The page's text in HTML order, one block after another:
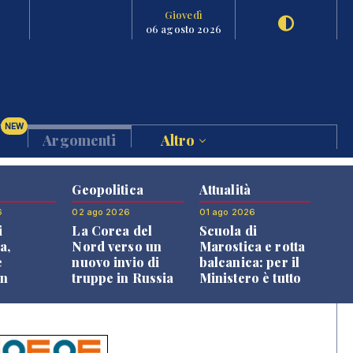
Giovedì
06 agosto 2026
NEW
Argomenti Altro
Geopolitica
02 ago 2026
La Corea del
Nord verso un
nuovo invio di
truppe in Russia
Attualità
01 ago 2026
Scuola di
Marostica e rotta
balcanica: per il
Ministero è tutto